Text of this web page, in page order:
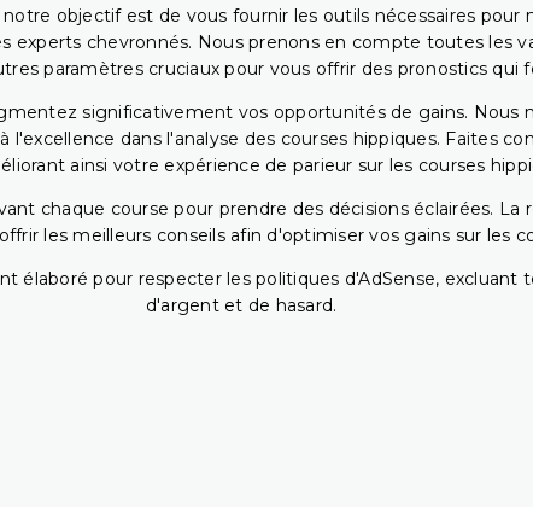
objectif est de vous fournir les outils nécessaires pour
experts chevronnés. Nous prenons en compte toutes les
paramètres cruciaux pour vous offrir des pronostics qui
significativement vos opportunités de gains.
dans l'analyse des courses hippiques. Faites
ainsi votre expérience de parieur sur les courses
chaque course pour prendre des décisions éclairées.
les meilleurs conseils afin d'optimiser vos gains sur les
élaboré pour respecter les politiques d'AdSense,
d'argent et de hasard.